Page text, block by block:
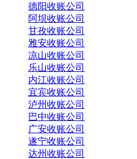
德阳收账公司
阿坝收账公司
甘孜收账公司
雅安收账公司
凉山收账公司
乐山收账公司
内江收账公司
宜宾收账公司
泸州收账公司
巴中收账公司
广安收账公司
遂宁收账公司
达州收账公司